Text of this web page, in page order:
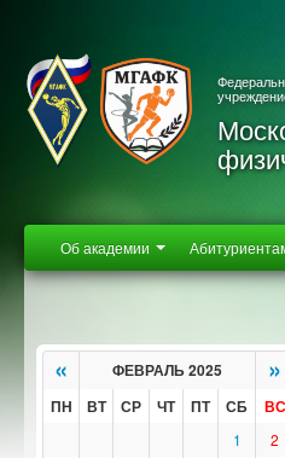
Об академии
« ФЕВРАЛЬ 2025 »
ПН ВТ СР ЧТ ПТ СБ ВС
1
2